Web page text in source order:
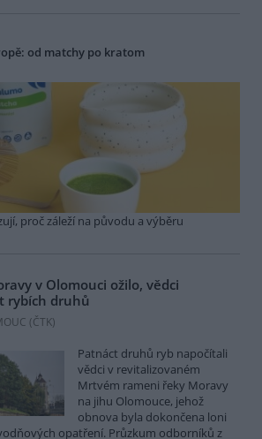
od matchy po kratom
proč záleží na původu a výběru
v Olomouci ožilo, vědci
rybích druhů
(ČTK)
Patnáct druhů ryb napočítali
vědci v revitalizovaném
Mrtvém rameni řeky Moravy
na jihu Olomouce, jehož
obnova byla dokončena loni
opatření. Průzkum odborníků z